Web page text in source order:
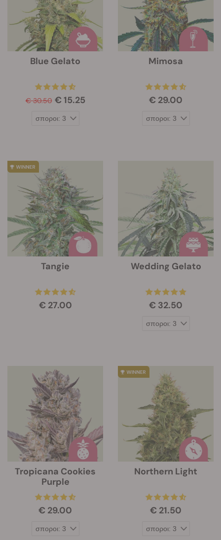
Blue Gelato
€ 30.50 € 15.25
Mimosa
€ 29.00
Tangie
€ 27.00
Wedding Gelato
€ 32.50
Tropicana Cookies
Purple
€ 29.00
Northern Light
€ 21.50